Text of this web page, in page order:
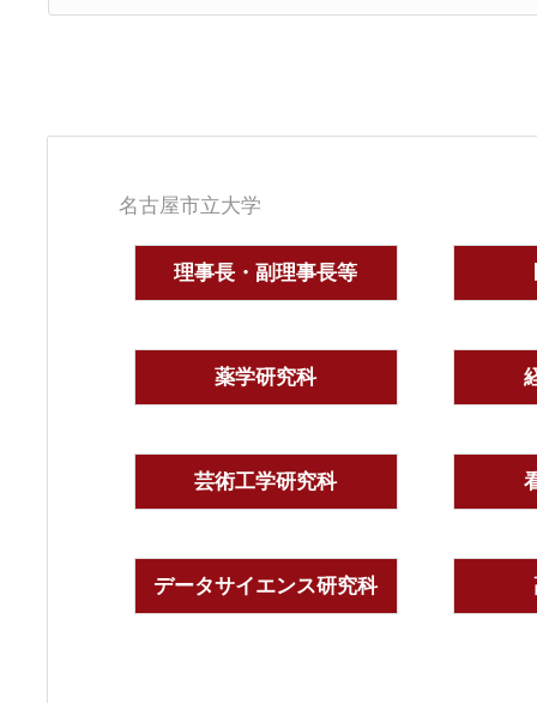
名古屋市立大学
理事長・副理事長等
薬学研究科
芸術工学研究科
データサイエンス研究科